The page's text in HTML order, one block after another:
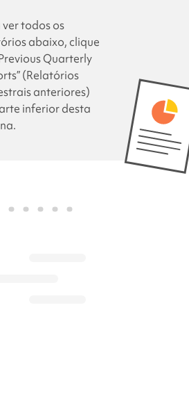
ver todos os
abaixo, clique
Quarterly
(Relatórios
anteriores)
inferior desta